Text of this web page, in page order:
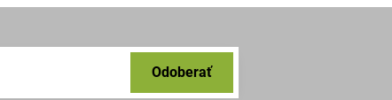
Odoberať